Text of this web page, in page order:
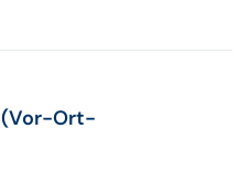
(Vor-Ort-